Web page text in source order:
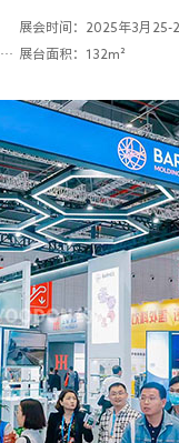
展会时间：2025年3月25-
展会名称：2025德国纽伦堡涂料展ECS 展台面积：132m²